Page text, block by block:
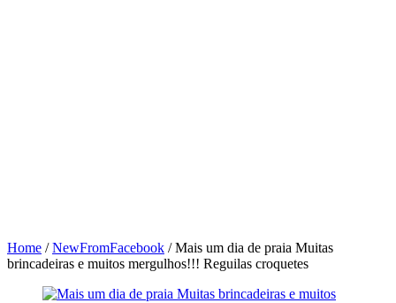
Home /NewFromFacebook /Mais um dia de praia Muitas
brincadeiras e muitos mergulhos!!! Reguilas croquetes